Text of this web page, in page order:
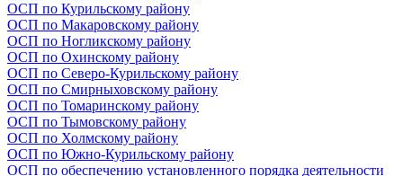
ОСП по Курильскому району
ОСП по Макаровскому району
ОСП по Ногликскому району
ОСП по Охинскому району
ОСП по Северо-Курильскому району
ОСП по Смирныховскому району
ОСП по Томаринскому району
ОСП по Тымовскому району
ОСП по Холмскому району
ОСП по Южно-Курильскому району
ОСП по обеспечению установленного порядка деятельности